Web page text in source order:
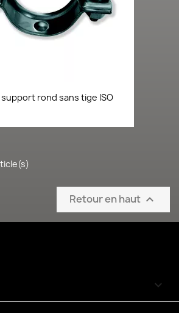
rond sans tige ISO
Retour en haut 
